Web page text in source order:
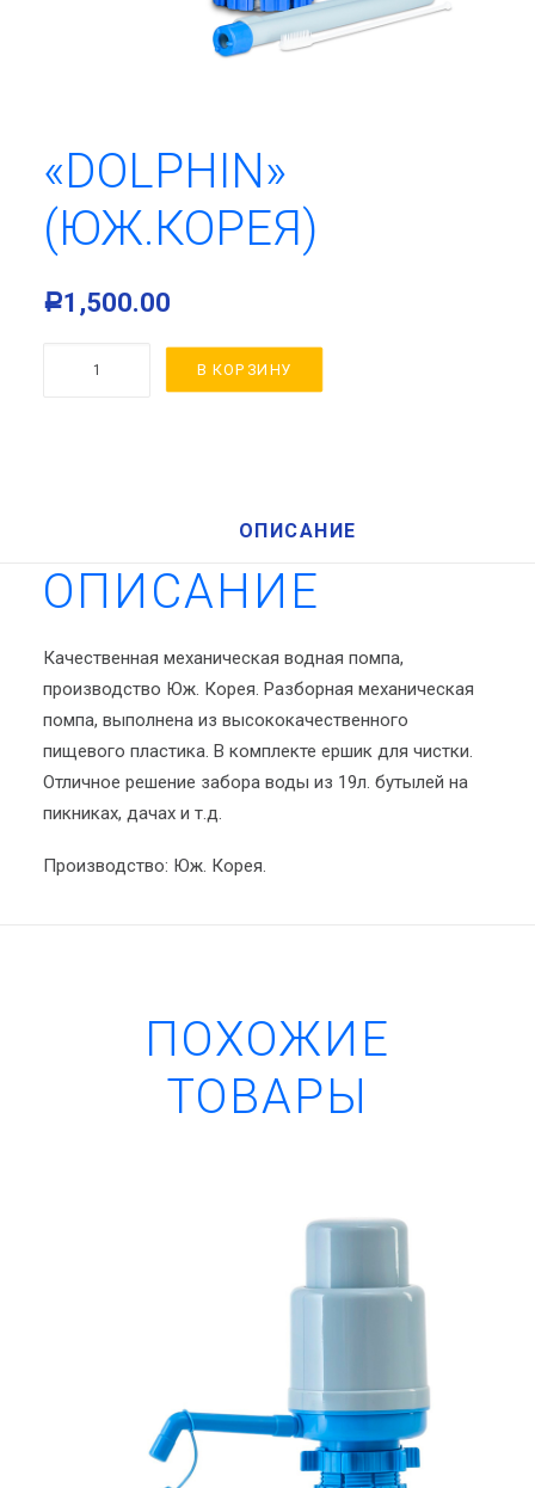
«DOLPHIN»
(ЮЖ.КОРЕЯ)
Р1,500.00
В КОРЗИНУ
ОПИСАНИЕ
ОПИСАНИЕ
Качественная механическая водная помпа,
производство Юж. Корея. Разборная механическая
помпа, выполнена из высококачественного
пищевого пластика. В комплекте ершик для чистки.
Отличное решение забора воды из 19л. бутылей на
пикниках, дачах и т.д.
Производство: Юж. Корея.
ПОХОЖИЕ
ТОВАРЫ